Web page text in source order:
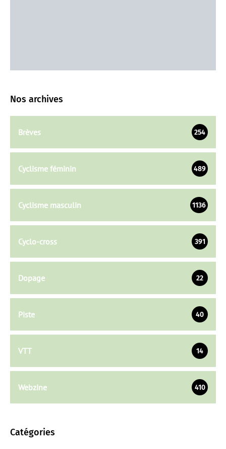
Nos archives
Brèves 254
Cyclisme féminin 489
Cyclisme masculin 1136
Cyclo-cross 391
Dopage 22
Piste 40
VTT 14
Webzine 410
Catégories